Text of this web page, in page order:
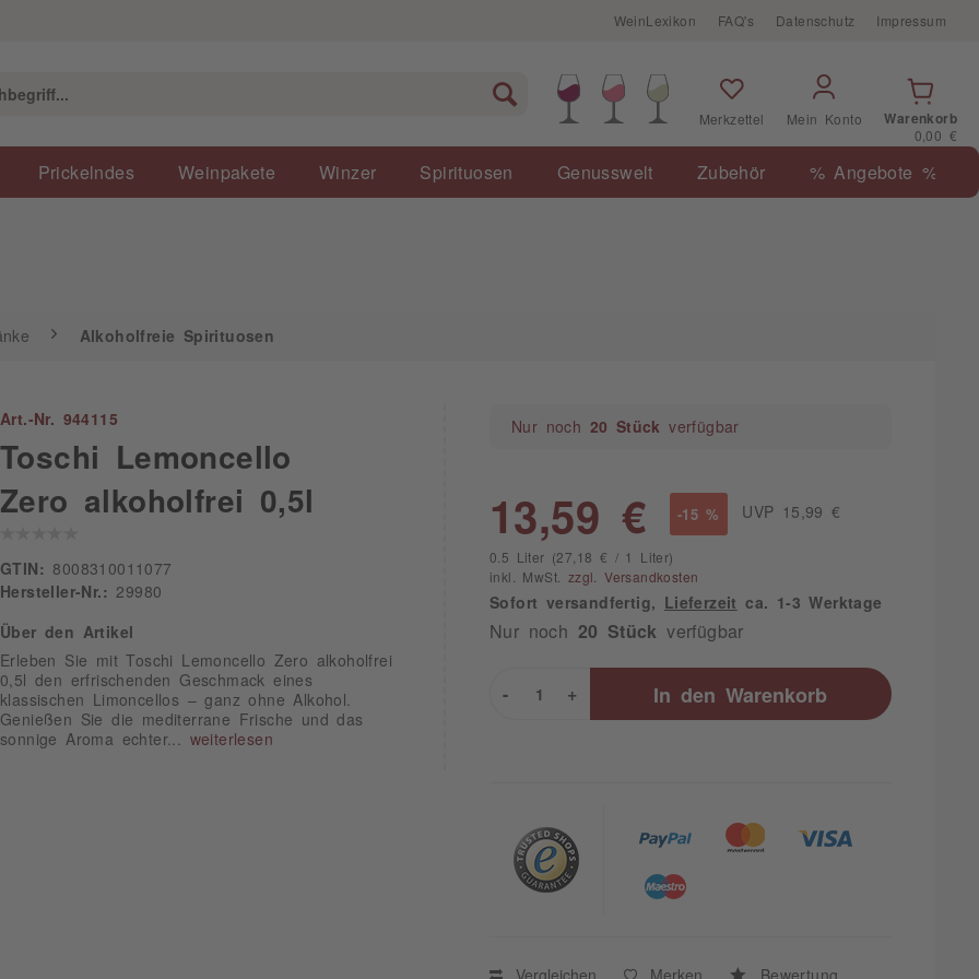
WeinLexikon FAQ's Datenschutz Impressum
Merkzettel Mein Konto
Warenkorb
0,00 €
Prickelndes Weinpakete Winzer Spirituosen Genusswelt Zubehör % Angebote %
Alkoholfreie Spirituosen
Art.-Nr. 944115
Toschi Lemoncello
Zero alkoholfrei 0,5l
GTIN:
8008310011077
Hersteller-Nr.:
29980
Über den Artikel
Erleben Sie mit Toschi Lemoncello Zero alkoholfrei
0,5l den erfrischenden Geschmack eines
klassischen Limoncellos – ganz ohne Alkohol.
Genießen Sie die mediterrane Frische und das
sonnige Aroma echter... weiterlesen
Nur noch 20 Stück verfügbar
13,59 € -15 % UVP 15,99 €
0.5 Liter (27,18 € / 1 Liter)
inkl. MwSt. zzgl. Versandkosten
Sofort versandfertig, Lieferzeit ca. 1-3 Werktage
Nur noch 20 Stück verfügbar
+
- In den Warenkorb
Vergleichen Merken Bewertung